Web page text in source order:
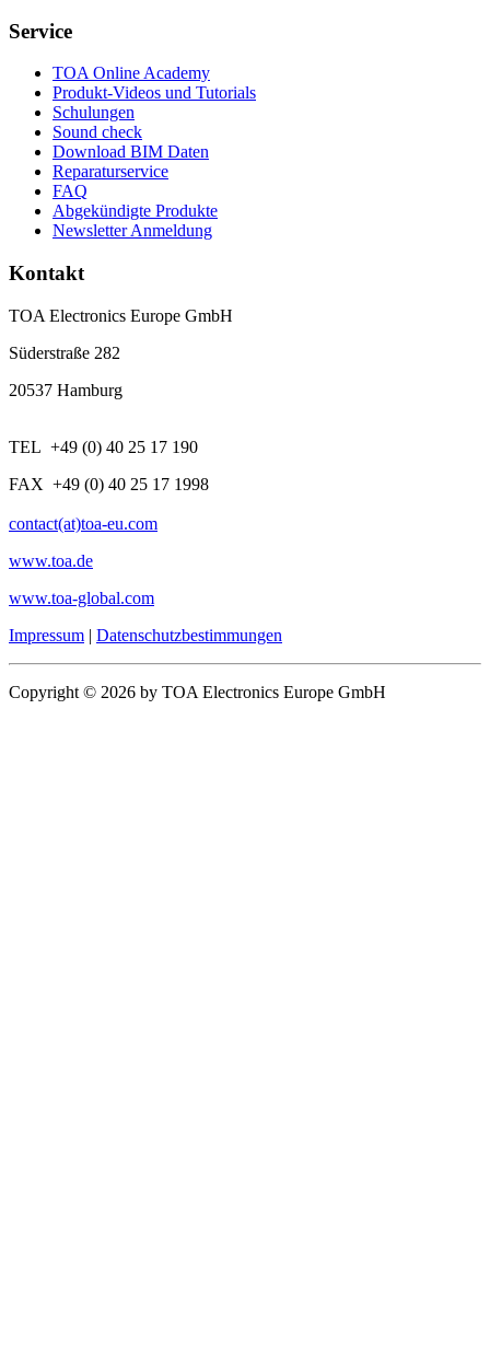
Service
TOA Online Academy
Produkt-Videos und Tutorials
Schulungen
Sound check
Download BIM Daten
Reparaturservice
FAQ
Abgekündigte Produkte
Newsletter Anmeldung
Kontakt
TOA Electronics Europe GmbH
Süderstraße 282
20537 Hamburg
TEL +49 (0) 40 25 17 190
FAX +49 (0) 40 25 17 1998
contact(at)toa-eu.com
www.toa.de
www.toa-global.com
Impressum | Datenschutzbestimmungen
Copyright © 2026 by TOA Electronics Europe GmbH